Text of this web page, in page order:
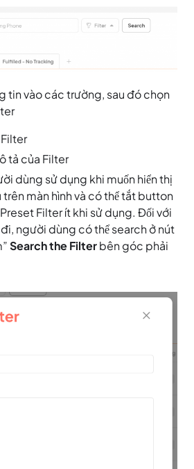
tin vào các trường, sau đó chọn
tả của Filter
dùng sử dụng khi muốn hiển thị
trên màn hình và có thể tắt button
Filter ít khi sử dụng. Đối với
người dùng có thể search ở nút
Search the Filterbên góc phải